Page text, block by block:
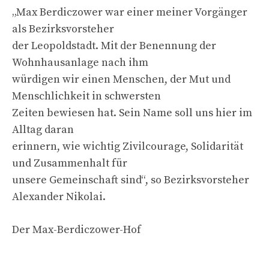
„Max Berdiczower war einer meiner Vorgänger
als Bezirksvorsteher
der Leopoldstadt. Mit der Benennung der
Wohnhausanlage nach ihm
würdigen wir einen Menschen, der Mut und
Menschlichkeit in schwersten
Zeiten bewiesen hat. Sein Name soll uns hier im
Alltag daran
erinnern, wie wichtig Zivilcourage, Solidarität
und Zusammenhalt für
unsere Gemeinschaft sind“, so Bezirksvorsteher
Alexander Nikolai.
Der Max-Berdiczower-Hof